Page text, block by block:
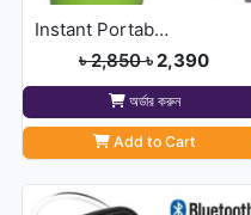
Instant Portable Hot Water pump
৳ 2,850৳ 2,390
অর্ডার করুন
Add to Cart